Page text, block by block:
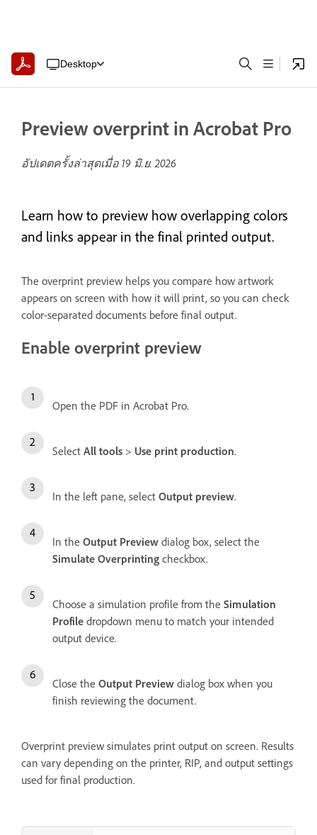
Desktop
Preview overprint in Acrobat Pro
อัปเดตครั้งล่าสุดเมื่อ 19 มิ.ย. 2026
Learn how to preview how overlapping colors
and links appear in the final printed output.
The overprint preview helps you compare how artwork
appears on screen with how it will print, so you can check
color-separated documents before final output.
Enable overprint preview
Open the PDF in Acrobat Pro.
Select All tools > Use print production.
In the left pane, select Output preview.
In the Output Preview dialog box, select the
Simulate Overprinting checkbox.
Choose a simulation profile from the Simulation
Profile dropdown menu to match your intended
output device.
Close the Output Preview dialog box when you
finish reviewing the document.
Overprint preview simulates print output on screen. Results
can vary depending on the printer, RIP, and output settings
used for final production.